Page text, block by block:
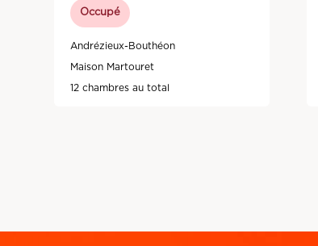
Occupé
Andrézieux-Bouthéon
Maison Martouret
12 chambres au total